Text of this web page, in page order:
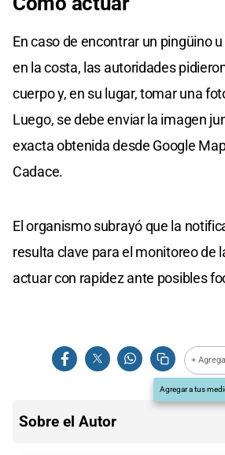
En caso de encontrar un pingüino
en la costa, las autoridades
cuerpo y, en su lugar, tomar una
Luego, se debe enviar la imagen
exacta obtenida desde Google
Cadace.
El organismo subrayó que la
resulta clave para el monitoreo de
actuar con rapidez ante posibles
+
Agregar a tus
Sobre el Autor